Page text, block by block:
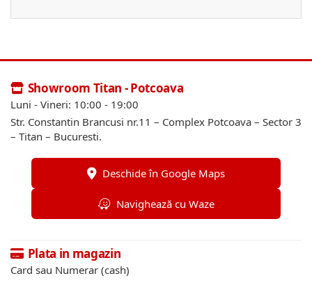
Showroom Titan - Potcoava
Luni - Vineri: 10:00 - 19:00
Str. Constantin Brancusi nr.11 – Complex Potcoava – Sector 3
– Titan – Bucuresti.
Deschide în Google Maps
Navighează cu Waze
Plata in magazin
Card sau Numerar (cash)